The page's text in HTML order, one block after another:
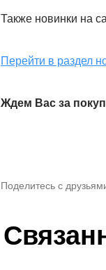
Также новинки на
Перейти в раздел
Ждем Вас за
Поделитесь с